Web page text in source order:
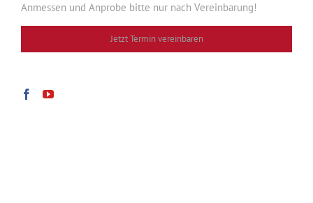
Anmessen und Anprobe bitte nur nach Vereinbarung!
Jetzt Termin vereinbaren